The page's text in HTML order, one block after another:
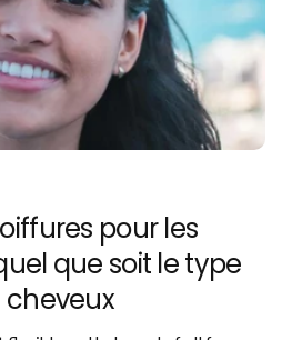
pour les
que soit le type
cheveux